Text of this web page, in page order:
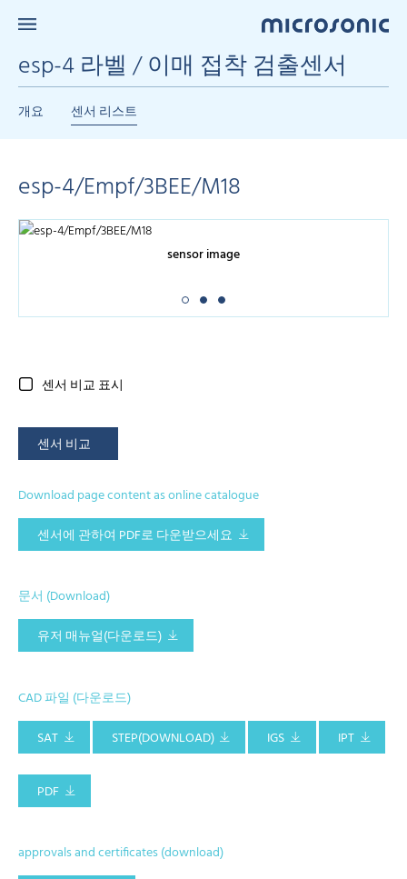
esp-4 라벨 / 이매 접착 검출센서
개요 센서 리스트
esp-4/Empf/3BEE/M18
sensor image
센서 비교 표시
센서 비교
Download page content as online catalogue
센서에 관하여 PDF로 다운받으세요
문서 (Download)
유저 매뉴얼(다운로드)
CAD 파일 (다운로드)
SAT
STEP(DOWNLOAD) IGS IPT
PDF
approvals and certificates (download)